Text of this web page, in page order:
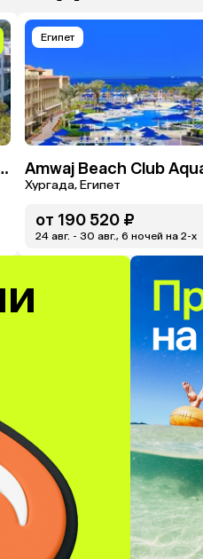
Sherwood Club Kemer)
Египет
Хургада, Египет
от 190 520 ₽
24 авг. - 30 авг., 6 ночей на 2-x